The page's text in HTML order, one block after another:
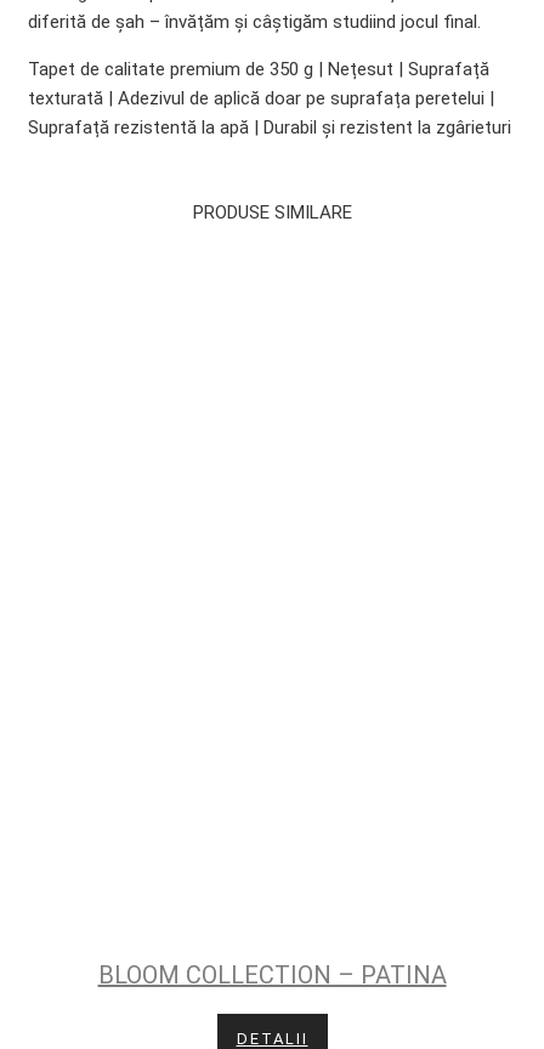
diferită de șah – învățăm și câștigăm studiind jocul final.
Tapet de calitate premium de 350 g | Nețesut | Suprafață
texturată | Adezivul de aplică doar pe suprafața peretelui |
Suprafață rezistentă la apă | Durabil și rezistent la zgârieturi
PRODUSE SIMILARE
BLOOM COLLECTION – PATINA
DETALII